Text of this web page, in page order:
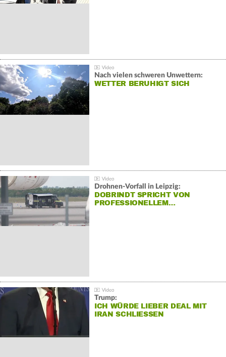
Nach vielen schweren Unwettern:
WETTER BERUHIGT SICH
Drohnen-Vorfall in Leipzig:
DOBRINDT SPRICHT VON
PROFESSIONELLEM…
Trump:
ICH WÜRDE LIEBER DEAL MIT
IRAN SCHLIESSEN